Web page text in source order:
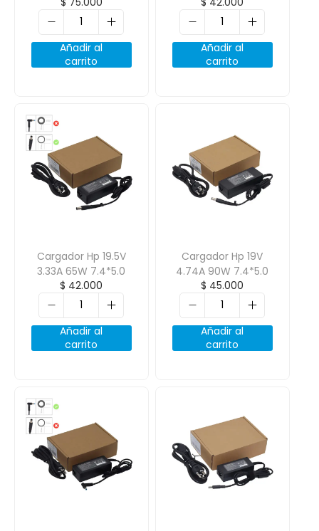
Añadir al
carrito
Añadir al
carrito
Cargador Hp 19.5V
3.33A 65W 7.4*5.0
$ 42.000
Añadir al
carrito
Cargador Hp 19V
4.74A 90W 7.4*5.0
$ 45.000
Añadir al
carrito